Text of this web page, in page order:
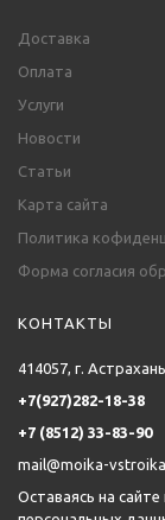
Доставка
Оплата
Услуги
Новости
Статьи
Карта сайта
Политика
Форма согласия
КОНТАКТЫ
414057, г.
+7(927)282-18-38
+7 (8512) 33-83-90
mail@moika-
Оставаясь на